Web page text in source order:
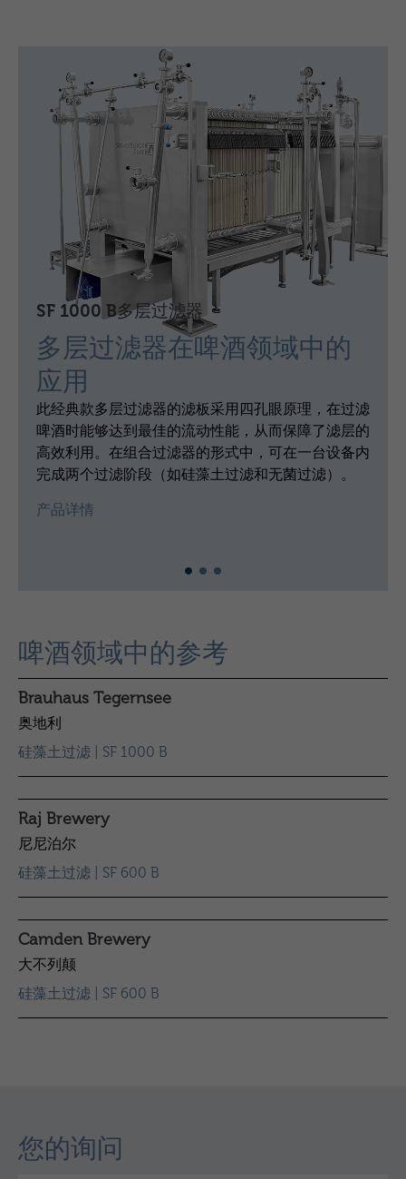
SF 1000 B多层过滤器
多层过滤器在啤酒领域中的
应用
此经典款多层过滤器的滤板采用四孔眼原理，在过滤
啤酒时能够达到最佳的流动性能，从而保障了滤层的
高效利用。在组合过滤器的形式中，可在一台设备内
完成两个过滤阶段（如硅藻土过滤和无菌过滤）。
产品详情
啤酒领域中的参考
Brauhaus Tegernsee
奥地利
硅藻土过滤 | SF 1000 B
Raj Brewery
尼尼泊尔
硅藻土过滤 | SF 600 B
Camden Brewery
大不列颠
硅藻土过滤 | SF 600 B
您的询问